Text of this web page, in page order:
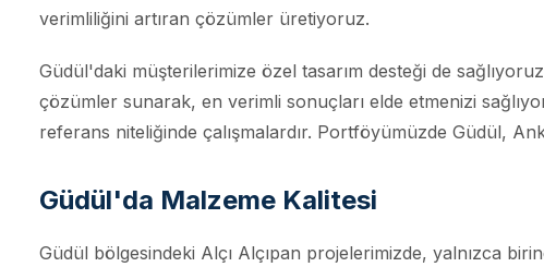
verimliliğini artıran çözümler üretiyoruz.
Güdül'daki müşterilerimize özel tasarım desteği de
çözümler sunarak, en verimli sonuçları elde etmenizi
referans niteliğinde çalışmalardır. Portföyümüzde Güdül,
Güdül'da Malzeme Kalitesi
Güdül bölgesindeki Alçı Alçıpan projelerimizde, yalnızca